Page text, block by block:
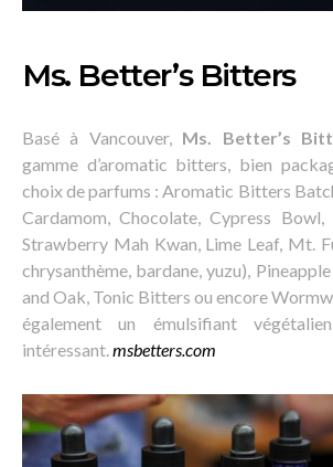
Ms. Better’s Bitters
Basé à Vancouver, Ms. Better’s
gamme d’aromatic bitters, bien
choix de parfums : Aromatic Bitters
Cardamom, Chocolate, Cypress Bowl,
Strawberry Mah Kwan, Lime Leaf, Mt.
chrysanthème, bardane, yuzu),
and Oak, Tonic Bitters ou encore
également un émulsifiant
intéressant. msbetters.com